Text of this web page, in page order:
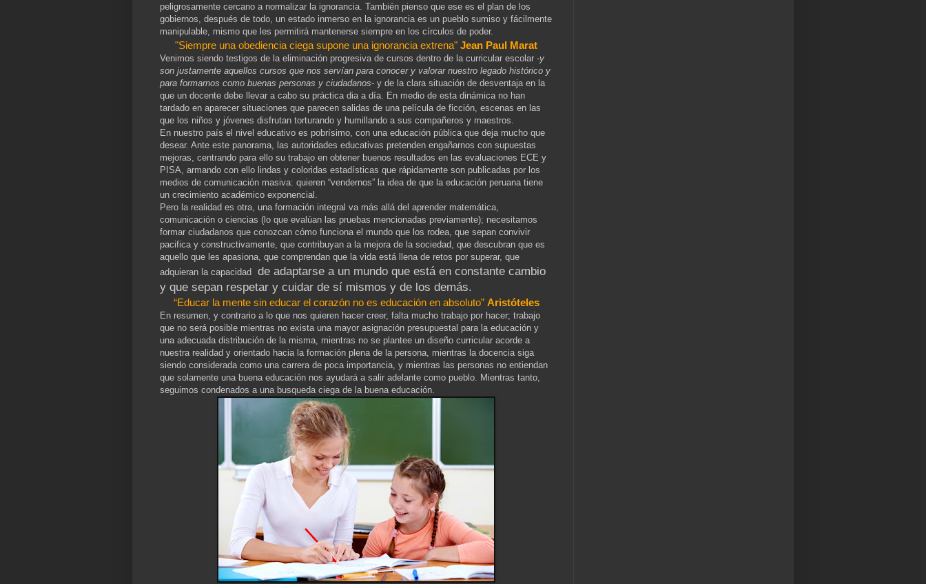
peligrosamente cercano a normalizar la ignorancia. También pienso que ese es el plan de los
gobiernos, después de todo, un estado inmerso en la ignorancia es un pueblo sumiso y fácilmente
manipulable, mismo que les permitirá mantenerse siempre en los círculos de poder.
"Siempre una obediencia ciega supone una ignorancia extrena" Jean Paul Marat
Venimos siendo testigos de la eliminación progresiva de cursos dentro de la curricular escolar -y
son justamente aquellos cursos que nos servían para conocer y valorar nuestro legado histórico y
para formarnos como buenas personas y ciudadanos- y de la clara situación de desventaja en la
que un docente debe llevar a cabo su práctica dia a día. En medio de esta dinámica no han
tardado en aparecer situaciones que parecen salidas de una película de ficción, escenas en las
que los niños y jóvenes disfrutan torturando y humillando a sus compañeros y maestros.
En nuestro país el nivel educativo es pobrísimo, con una educación pública que deja mucho que
desear. Ante este panorama, las autoridades educativas pretenden engañarnos con supuestas
mejoras, centrando para ello su trabajo en obtener buenos resultados en las evaluaciones ECE y
PISA, armando con ello lindas y coloridas estadísticas que rápidamente son publicadas por los
medios de comunicación masiva: quieren “vendernos” la idea de que la educación peruana tiene
un crecimiento académico exponencial.
Pero la realidad es otra, una formación integral va más allá del aprender matemática,
comunicación o ciencias (lo que evalúan las pruebas mencionadas previamente); necesitamos
formar ciudadanos que conozcan cómo funciona el mundo que los rodea, que sepan convivir
pacifica y constructivamente, que contribuyan a la mejora de la sociedad, que descubran que es
aquello que les apasiona, que comprendan que la vida está llena de retos por superar, que
adquieran la capacidad
de adaptarse a un mundo que está en constante cambio
y que sepan respetar y cuidar de sí mismos y de los demás.
“Educar la mente sin educar el corazón no es educación en absoluto” Aristóteles
En resumen, y contrario a lo que nos quieren hacer creer, falta mucho trabajo por hacer; trabajo
que no será posible mientras no exista una mayor asignación presupuestal para la educación y
una adecuada distribución de la misma, mientras no se plantee un diseño curricular acorde a
nuestra realidad y orientado hacia la formación plena de la persona, mientras la docencia siga
siendo considerada como una carrera de poca importancia, y mientras las personas no entiendan
que solamente una buena educación nos ayudará a salir adelante como pueblo. Mientras tanto,
seguimos condenados a una busqueda ciega de la buena educación.